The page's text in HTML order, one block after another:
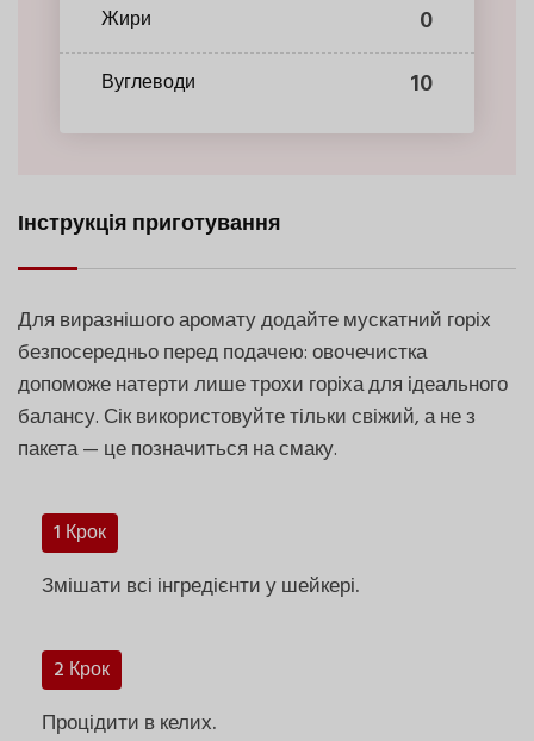
Жири 0
Вуглеводи 10
Інструкція приготування
Для виразнішого аромату додайте мускатний горіх
безпосередньо перед подачею: овочечистка
допоможе натерти лише трохи горіха для ідеального
балансу. Сік використовуйте тільки свіжий, а не з
пакета — це позначиться на смаку.
1 Крок
Змішати всі інгредієнти у шейкері.
2 Крок
Процідити в келих.